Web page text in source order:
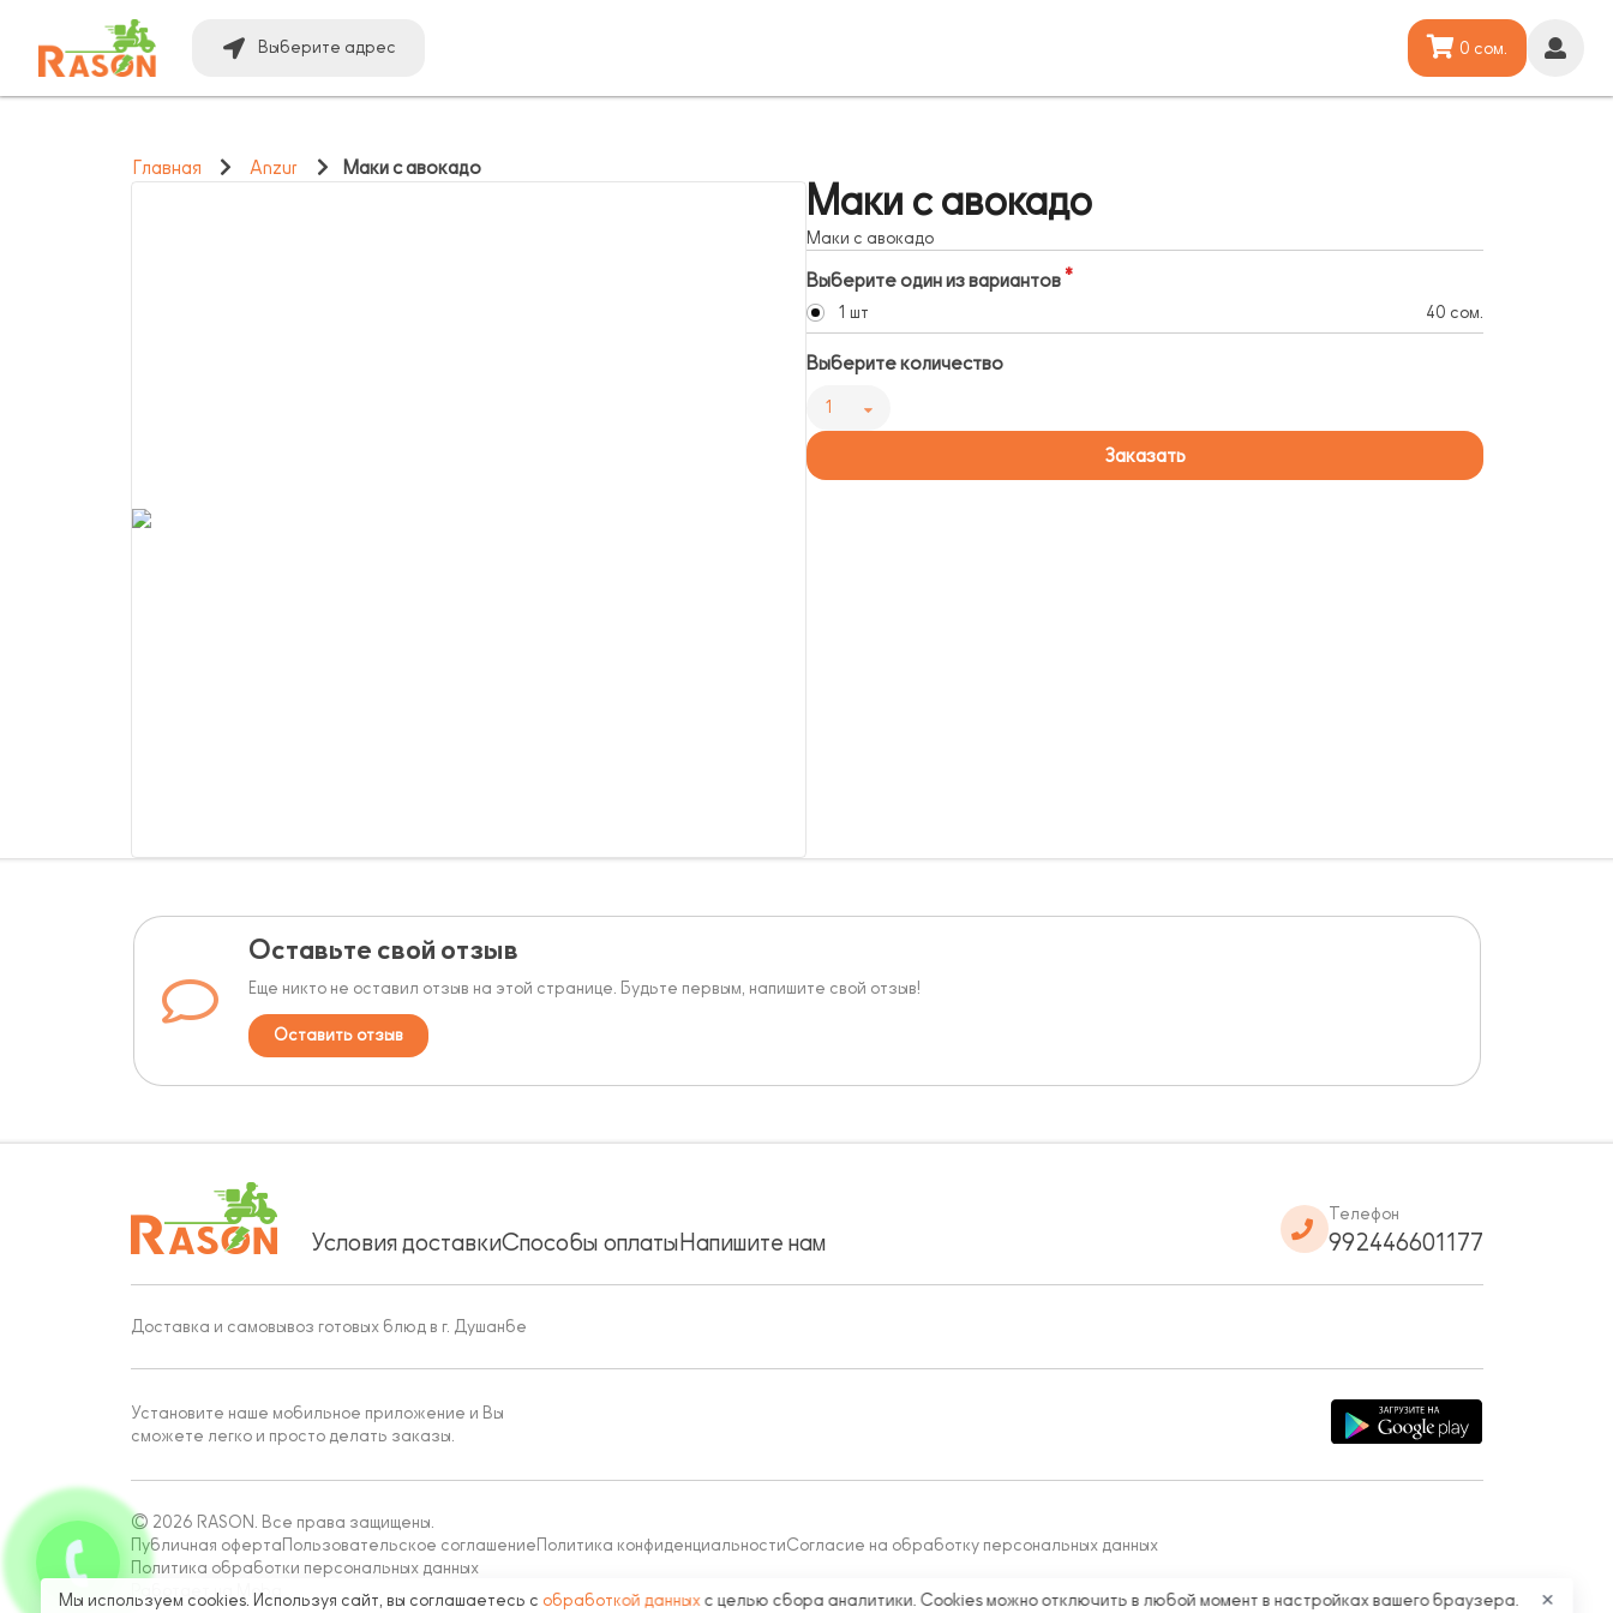
Выберите адрес 0 сом.
Главная Anzur Маки с авокадо
Маки с авокадо
Маки с авокадо
Выберите один из вариантов
1 шт 40 сом.
Выберите количество
1
Заказать
Оставьте свой отзыв
Еще никто не оставил отзыв на этой странице. Будьте первым, напишите свой отзыв!
Оставить отзыв
Условия доставкиСпособы оплатыНапишите нам
Телефон
992446601177
Доставка и самовывоз готовых блюд в г. Душанбе
Установите наше мобильное приложение и Вы
сможете легко и просто делать заказы.
© 2026 RASON. Все права защищены.
Публичная оферта Пользовательское соглашение Политика конфиденциальностиСогласие на обработку персональных данных
Политика обработки персональных данных
Работает на Moba
Мы используем cookies. Используя сайт, вы соглашаетесь с обработкой данных с целью сбора аналитики. Cookies можно отключить в любой момент в настройках вашего браузера. ✕